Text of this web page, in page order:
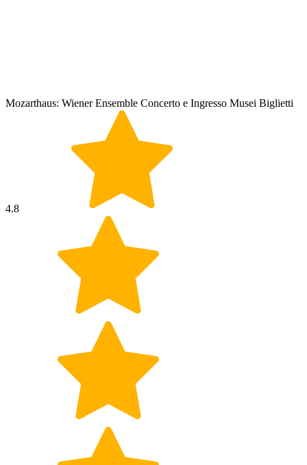
Mozarthaus: Wiener Ensemble Concerto e Ingresso Musei Biglietti
4.8